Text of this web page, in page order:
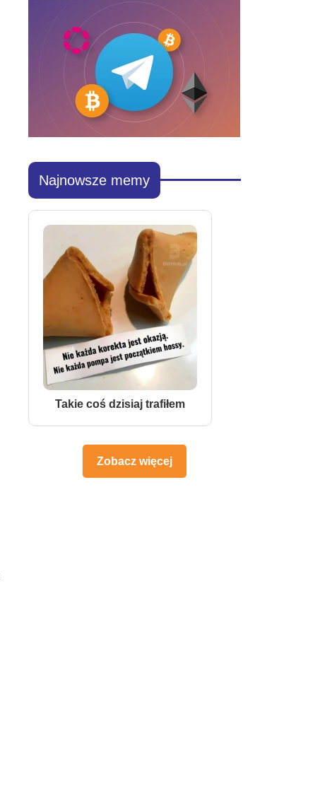
Najnowsze memy
Takie coś dzisiaj trafiłem
Zobacz więcej